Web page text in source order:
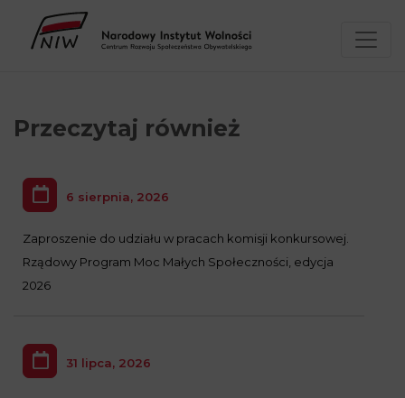
treści
Przeczytaj również
6 sierpnia, 2026
Zaproszenie do udziału w pracach komisji konkursowej.
Rządowy Program Moc Małych Społeczności, edycja
2026
31 lipca, 2026